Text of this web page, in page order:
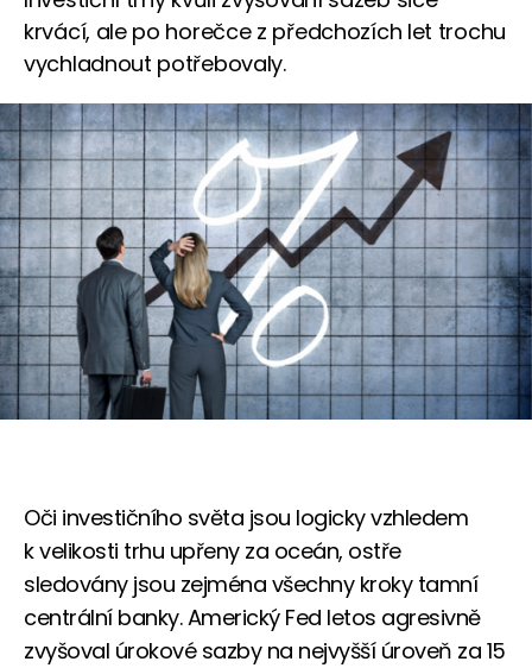
krvácí, ale po horečce z předchozích let trochu
vychladnout potřebovaly.
Oči investičního světa jsou logicky vzhledem
k velikosti trhu upřeny za oceán, ostře
sledovány jsou zejména všechny kroky tamní
centrální banky. Americký Fed letos agresivně
zvyšoval úrokové sazby na nejvyšší úroveň za 15